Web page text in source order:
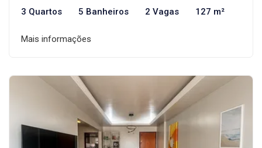
3 Quartos 5 Banheiros 2 Vagas 127 m²
Mais informações